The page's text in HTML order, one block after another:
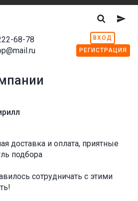
68-78
ВХОД
РЕГИСТРАЦИЯ
доставка и оплата, приятные
подбора
сотрудничать с этими